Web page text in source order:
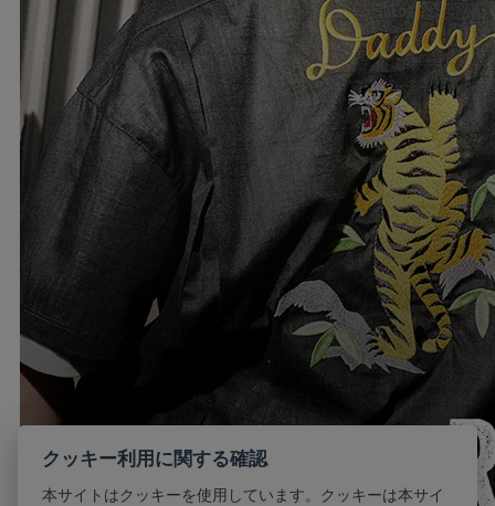
クッキー利用に関する確認
本サイトはクッキーを使用しています。クッキーは本サイ